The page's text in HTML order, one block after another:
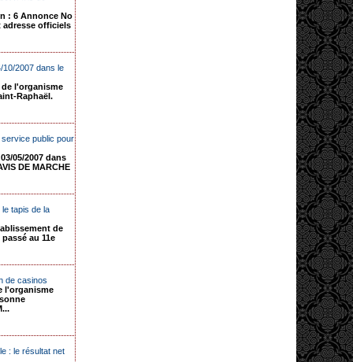
: 6 Annonce No
adresse officiels
10/2007 dans le
l'organisme
Raphaël.
public pour
05/2007 dans
DE MARCHE
tapis de la
de
au 11e
de casinos
l'organisme
: le résultat net